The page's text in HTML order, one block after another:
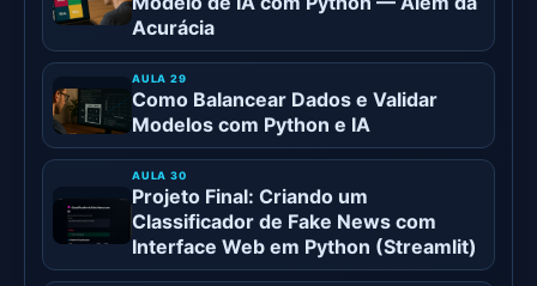
Acurácia
Como Balancear Dados e Validar
Modelos com Python e IA
Projeto Final: Criando um
Classificador de Fake News com
Interface Web em Python (Streamlit)